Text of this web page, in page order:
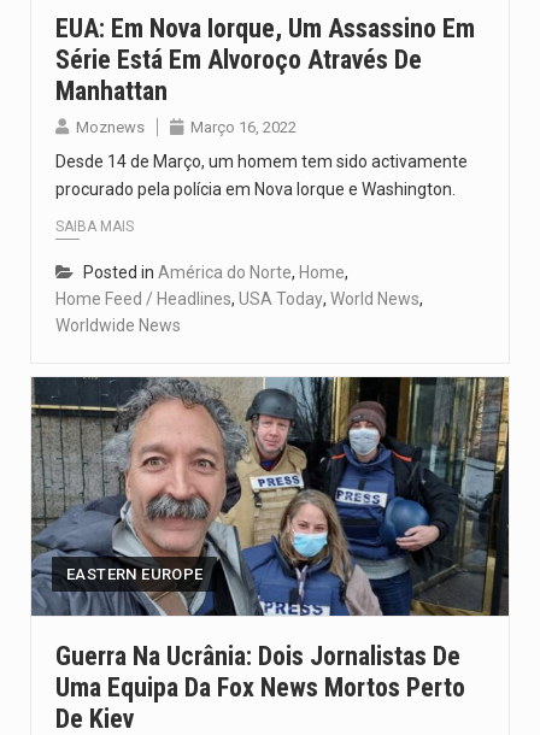
EUA: Em Nova Iorque, Um Assassino Em
Série Está Em Alvoroço Através De
Manhattan
Moznews Março 16, 2022
Desde 14 de Março, um homem tem sido activamente
procurado pela polícia em Nova Iorque e Washington.
SAIBA MAIS
Posted in América do Norte, Home,
Home Feed / Headlines, USA Today, World News,
Worldwide News
EASTERN EUROPE
Guerra Na Ucrânia: Dois Jornalistas De
Uma Equipa Da Fox News Mortos Perto
De Kiev